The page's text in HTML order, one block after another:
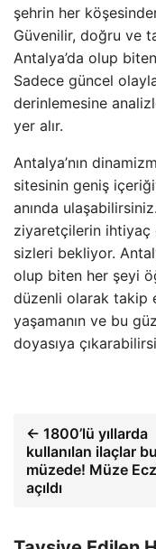
şehrin her
Güvenilir, doğru ve
Antalya’da olup
Sadece güncel
derinlemesine
yer alır.
Antalya’nın
sitesinin geniş
anında
ziyaretçilerin
sizleri bekliyor.
olup biten her şeyi
düzenli olarak takip
yaşamanın ve bu
doyasıya
← 1800’lü yıllarda
kullanılan ilaçlar bu
müzede! Müze
açıldı